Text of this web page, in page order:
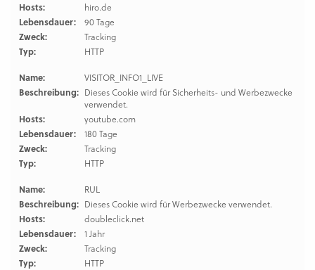
Hosts:
hiro.de
Lebensdauer:
90 Tage
Zweck:
Tracking
Typ:
HTTP
Name:
VISITOR_INFO1_LIVE
Beschreibung: Dieses Cookie wird für Sicherheits- und Werbezwecke
verwendet.
Hosts:
youtube.com
Lebensdauer:
180 Tage
Zweck:
Tracking
Typ:
HTTP
Name:
RUL
Beschreibung: Dieses Cookie wird für Werbezwecke verwendet.
Hosts:
doubleclick.net
Lebensdauer:
1 Jahr
Zweck:
Tracking
Typ:
HTTP